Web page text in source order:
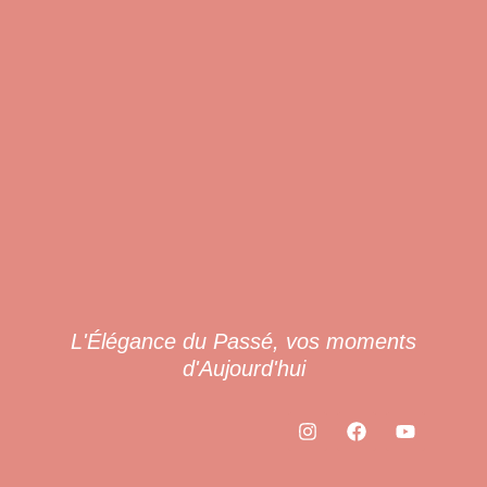
L'Élégance du Passé, vos moments
d'Aujourd'hui